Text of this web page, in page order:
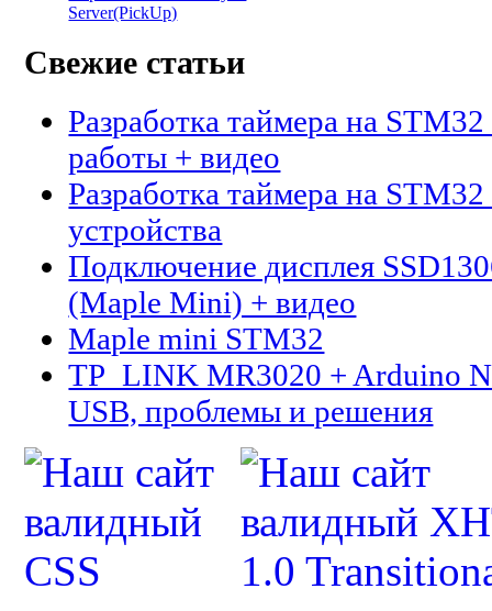
Server(PickUp)
Свежие статьи
Разработка таймера на
работы + видео
Разработка таймера на
устройства
Подключение дисплея
(Maple Mini) + видео
Maple mini STM32
TP_LINK MR3020 + Arduino
USB, проблемы и решения